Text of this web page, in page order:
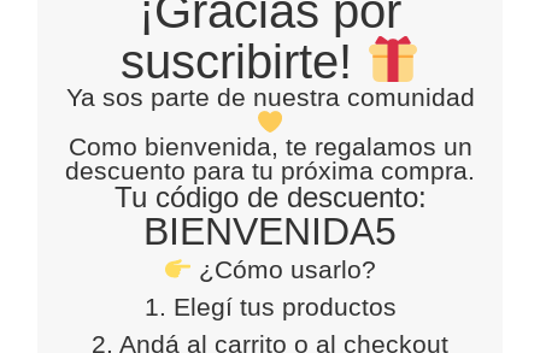
suscribirte!
Ya sos parte de nuestra comunidad
Como bienvenida, te regalamos un
descuento para tu próxima compra.
Tu código de descuento:
BIENVENIDA5
¿Cómo usarlo?
1. Elegí tus productos
2. Andá al carrito o al checkout